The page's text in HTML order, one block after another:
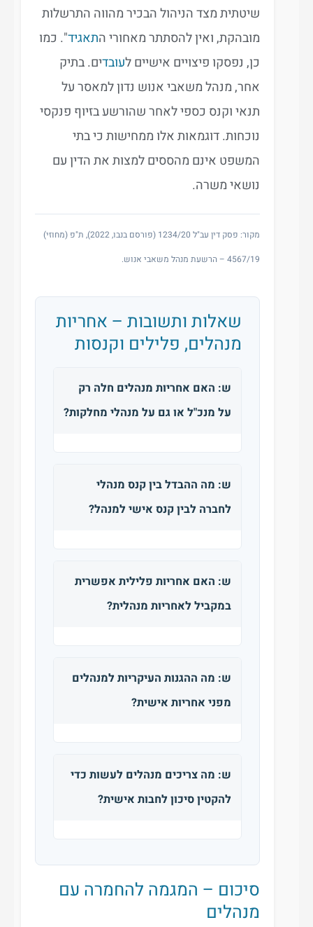
שיטתית מצד הניהול הבכיר מהווה התרשלות
מובהקת, ואין להסתתר מאחורי התאגיד". כמו
כן, נפסקו פיצויים אישיים לעובדים. בתיק
אחר, מנהל משאבי אנוש נדון למאסר על
תנאי וקנס כספי לאחר שהורשע בזיוף פנקסי
נוכחות. דוגמאות אלו ממחישות כי בתי
המשפט אינם מהססים למצות את הדין עם
נושאי משרה.
מקור: פסק דין עב"ל 1234/20 (פורסם בנבו, 2022), ת"פ (מחוזי)
4567/19 – הרשעת מנהל משאבי אנוש.
שאלות ותשובות – אחריות
מנהלים, פלילים וקנסות
ש: האם אחריות מנהלים חלה רק
על מנכ"ל או גם על מנהלי מחלקות?
ש: מה ההבדל בין קנס מנהלי
לחברה לבין קנס אישי למנהל?
ש: האם אחריות פלילית אפשרית
במקביל לאחריות מנהלית?
ש: מה ההגנות העיקריות למנהלים
מפני אחריות אישית?
ש: מה צריכים מנהלים לעשות כדי
להקטין סיכון לחבות אישית?
סיכום – המגמה להחמרה עם
מנהלים